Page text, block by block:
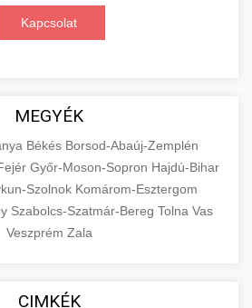
Kapcsolat
MEGYÉK
Békés Borsod-Abaúj-Zemplén
Győr-Moson-Sopron Hajdú-Bihar
Szolnok Komárom-Esztergom
Szabolcs-Szatmár-Bereg Tolna Vas
Veszprém Zala
CIMKÉK